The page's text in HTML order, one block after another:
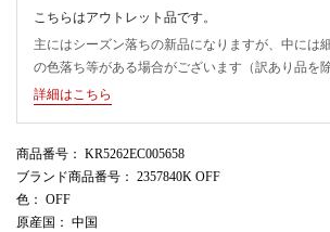
こちらはアウトレット品です。
主にはシーズン落ちの新品になりますが、中には
の色落ち等がある場合がございます（訳あり品を除
詳細はこちら
商品番号 ： KR5262EC005658
ブランド商品番号 ： 2357840K OFF
色 ： OFF
原産国 ： 中国